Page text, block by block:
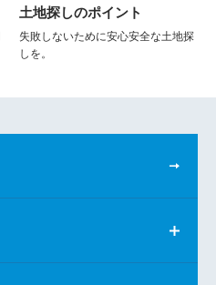
土地探しのポイント
失敗しないために安心安全な土地探
しを。